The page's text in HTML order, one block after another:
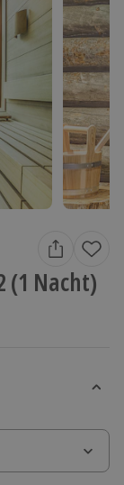
(1 Nacht)